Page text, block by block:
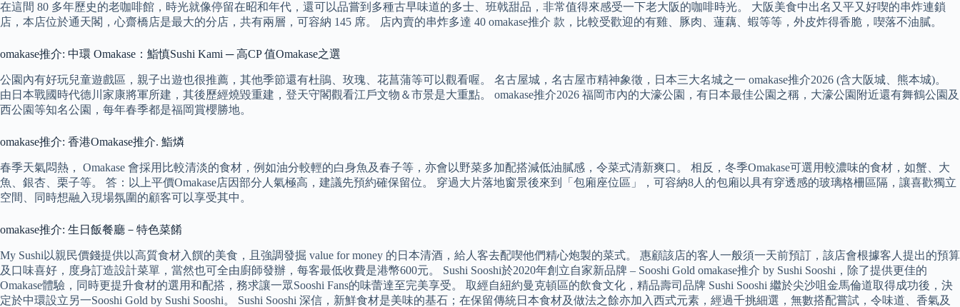
在這間 80 多年歷史的老咖啡館，時光就像停留在昭和年代，還可以品嘗到多種古早味道的多士、班戟甜品，非常值得來感受一下老大阪的咖啡時光。 大阪美食中出名又平又好喫的串炸連鎖
店，本店位於通天閣，心齋橋店是最大的分店，共有兩層，可容納 145 席。 店內賣的串炸多達 40 omakase推介 款，比較受歡迎的有雞、豚肉、蓮藕、蝦等等，外皮炸得香脆，喫落不油膩。
omakase推介: 中環 Omakase：鮨慎Sushi Kami ─ 高CP 值Omakase之選
公園內有好玩兒童遊戲區，親子出遊也很推薦，其他季節還有杜鵑、玫瑰、花菖蒲等可以觀看喔。 名古屋城，名古屋市精神象徵，日本三大名城之一 omakase推介2026 (含大阪城、熊本城)。
由日本戰國時代德川家康將軍所建，其後歷經燒毀重建，登天守閣觀看江戶文物＆市景是大重點。 omakase推介2026 福岡市內的大濠公園，有日本最佳公園之稱，大濠公園附近還有舞鶴公園及
西公園等知名公園，每年春季都是福岡賞櫻勝地。
omakase推介: 香港Omakase推介. 鮨燐
春季天氣悶熱， Omakase 會採用比較清淡的食材，例如油分較輕的白身魚及春子等，亦會以野菜多加配搭減低油膩感，令菜式清新爽口。 相反，冬季Omakase可選用較濃味的食材，如蟹、大
魚、銀杏、栗子等。 答：以上平價Omakase店因部分人氣極高，建議先預約確保留位。 穿過大片落地窗景後來到「包廂座位區」，可容納8人的包廂以具有穿透感的玻璃格柵區隔，讓喜歡獨立
空間、同時想融入現場氛圍的顧客可以享受其中。
omakase推介: 生日飯餐廳－特色菜餚
My Sushi以親民價錢提供以高質食材入饌的美食，且強調發掘 value for money 的日本清酒，給人客去配喫他們精心炮製的菜式。 惠顧該店的客人一般須一天前預訂，該店會根據客人提出的預算
及口味喜好，度身訂造設計菜單，當然也可全由廚師發辦，每客最低收費是港幣600元。 Sushi Sooshi於2020年創立自家新品牌 – Sooshi Gold omakase推介 by Sushi Sooshi，除了提供更佳的
Omakase體驗，同時更提升食材的選用和配搭，務求讓一眾Sooshi Fans的味蕾達至完美享受。 取經自紐約曼克頓區的飲食文化，精品壽司品牌 Sushi Sooshi 繼於尖沙咀金馬倫道取得成功後，決
定於中環設立另一Sooshi Gold by Sushi Sooshi。 Sushi Sooshi 深信，新鮮食材是美味的基石；在保留傳統日本食材及做法之餘亦加入西式元素，經過千挑細選，無數搭配嘗試，令味道、香氣及